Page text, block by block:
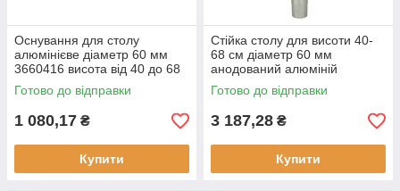
Оснування для столу
алюмінієве діаметр 60 мм
3660416 висота від 40 до 68
см
Готово до відправки
1 080,17 ₴
Купити
Стійка столу для висоти 40-
68 см діаметр 60 мм
анодований алюміній
3660416 новий стан
Готово до відправки
3 187,28 ₴
Купити